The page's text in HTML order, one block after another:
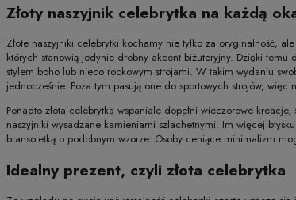
Złoty naszyjnik celebrytka na każdą
Złote naszyjniki celebrytki kochamy nie tylko za oryginalność,
których stanowią jedynie drobny akcent biżuteryjny. Dzięki
stylem boho lub nieco rockowym strojami. W takim wydaniu
jednocześnie. Poza tym pasują one do sportowych strojów,
Ponadto złota celebrytka wspaniale dopełni wieczorowe
naszyjniki wysadzane kamieniami szlachetnymi. Im więcej
bransoletką o podobnym wzorze. Osoby ceniące minimalizm
Idealny prezent, czyli złota celebrytka